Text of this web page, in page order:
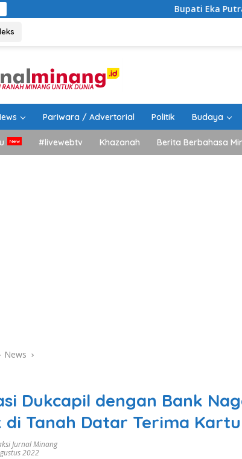
Bupati Eka Putra: Insya
Pariwara / Advertorial Politik Budaya
#livewebtv Khazanah Berita Berbahasa
News
Dukcapil dengan Bank
di Tanah Datar Terima
Jurnal Minang
2022